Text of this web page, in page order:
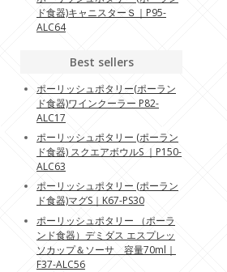
ド食器)キャニスターＳ｜P95-
ALC64
Best sellers
ポーリッシュポタリー(ポーラン
ド食器)ワインクーラー P82-
ALC17
ポーリッシュポタリー (ポーラン
ド食器) スクエアボウルS ｜P150-
ALC63
ポーリッシュポタリー (ポーラン
ド食器)マグS｜K67-PS30
ポーリッシュポタリー （ポーラ
ンド食器）デミダス エスプレッ
ソカップ＆ソーサ 容量70ml｜
F37-ALC56